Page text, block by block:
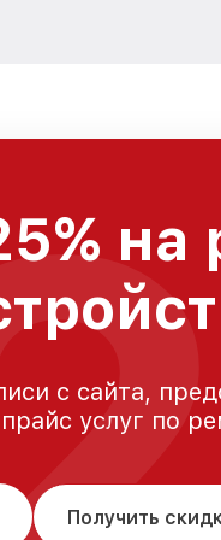
на
с сайта,
услуг по
Получить